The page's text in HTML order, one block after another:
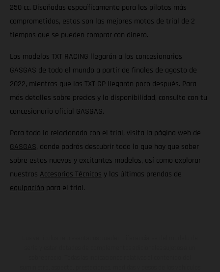
250 cc. Diseñadas específicamente para los pilotos más
comprometidos, estas son las mejores motos de trial de 2
tiempos que se pueden comprar con dinero.
Los modelos TXT RACING llegarán a los concesionarios
GASGAS de todo el mundo a partir de finales de agosto de
2022, mientras que las TXT GP llegarán poco después. Para
más detalles sobre precios y la disponibilidad, consulta con tu
concesionario oficial GASGAS.
Para todo lo relacionado con el trial, visita la página web de
GASGAS, donde podrás descubrir todo lo que hay que saber
sobre estos nuevos y excitantes modelos, así como explorar
nuestros Accesorios Técnicos y las últimas prendas de
equipación para el trial.